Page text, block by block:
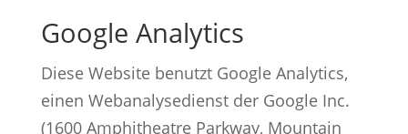
Google Analytics
Diese Website benutzt Google Analytics,
einen Webanalysedienst der Google Inc.
(1600 Amphitheatre Parkway, Mountain